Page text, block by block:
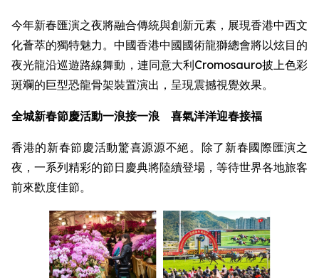
今年新春匯演之夜將融合傳統與創新元素，展現香港中西文
化薈萃的獨特魅力。中國香港中國國術龍獅總會將以炫目的
夜光龍沿巡遊路線舞動，連同意大利Cromosauro披上色彩
斑斕的巨型恐龍骨架裝置演出，呈現震撼視覺效果。
全城新春節慶活動一浪接一浪 喜氣洋洋迎春接福
香港的新春節慶活動驚喜源源不絕。除了新春國際匯演之
夜，一系列精彩的節日慶典將陸續登場，等待世界各地旅客
前來歡度佳節。